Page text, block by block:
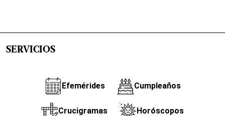
SERVICIOS
Efemérides Cumpleaños
Crucigramas Horóscopos